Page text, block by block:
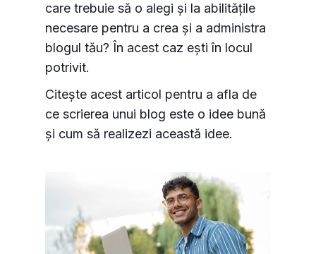
care trebuie să o alegi și la abilitățile
necesare pentru a crea și a administra
blogul tău? În acest caz ești în locul
potrivit.
Citește acest articol pentru a afla de
ce scrierea unui blog este o idee bună
și cum să realizezi această idee.